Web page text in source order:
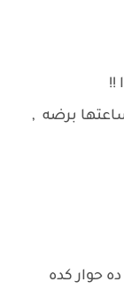
!!
برضه ,
حوار كده